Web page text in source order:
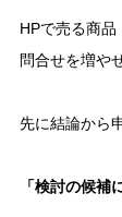
HPで売る商品
問合せを増や
先に結論から
「検討の候補